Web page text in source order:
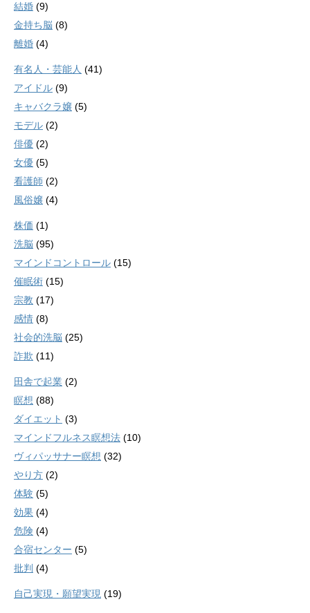
結婚 (9)
金持ち脳 (8)
離婚 (4)
有名人・芸能人 (41)
アイドル (9)
キャバクラ嬢 (5)
モデル (2)
俳優 (2)
女優 (5)
看護師 (2)
風俗嬢 (4)
株価 (1)
洗脳 (95)
マインドコントロール (15)
催眠術 (15)
宗教 (17)
感情 (8)
社会的洗脳 (25)
詐欺 (11)
田舎で起業 (2)
瞑想 (88)
ダイエット (3)
マインドフルネス瞑想法 (10)
ヴィパッサナー瞑想 (32)
やり方 (2)
体験 (5)
効果 (4)
危険 (4)
合宿センター (5)
批判 (4)
自己実現・願望実現 (19)